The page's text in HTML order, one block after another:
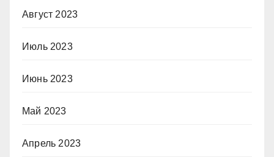
Август 2023
Июль 2023
Июнь 2023
Май 2023
Апрель 2023